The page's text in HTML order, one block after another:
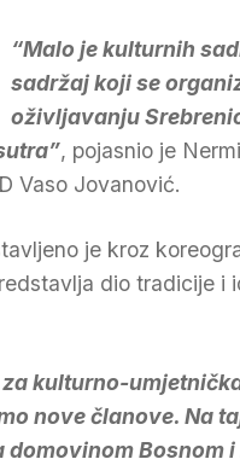
“Malo je kulturnih
sadržaj koji se
oživljavanju
, pojasnio je
Vaso Jovanović.
je kroz
dio tradicije i
kulturno-
nove članove. Na
Bosnom